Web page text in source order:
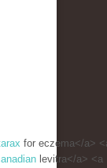
for eczema</a>
levitra</a> <a